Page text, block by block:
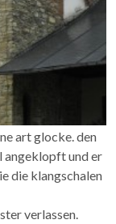
art glocke. den
angeklopft und er
die klangschalen
verlassen.